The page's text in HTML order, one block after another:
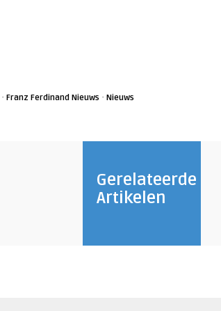
· Franz Ferdinand Nieuws · Nieuws
Gerelateerde
Artikelen